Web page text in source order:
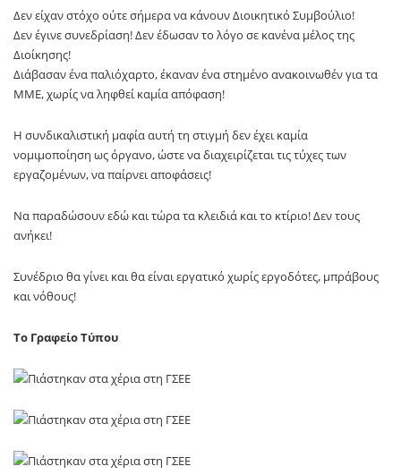
Δεν είχαν στόχο ούτε σήμερα να κάνουν Διοικητικό Συμβούλιο!
Δεν έγινε συνεδρίαση! Δεν έδωσαν το λόγο σε κανένα μέλος της
Διοίκησης!
Διάβασαν ένα παλιόχαρτο, έκαναν ένα στημένο ανακοινωθέν για τα
ΜΜΕ, χωρίς να ληφθεί καμία απόφαση!
Η συνδικαλιστική μαφία αυτή τη στιγμή δεν έχει καμία
νομιμοποίηση ως όργανο, ώστε να διαχειρίζεται τις τύχες των
εργαζομένων, να παίρνει αποφάσεις!
Να παραδώσουν εδώ και τώρα τα κλειδιά και το κτίριο! Δεν τους
ανήκει!
Συνέδριο θα γίνει και θα είναι εργατικό χωρίς εργοδότες, μπράβους
και νόθους!
Το Γραφείο Τύπου